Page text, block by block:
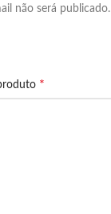
não será publicado.
*